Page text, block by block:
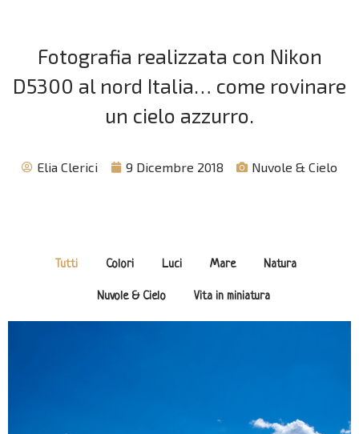
Fotografia realizzata con Nikon
D5300 al nord Italia… come rovinare
un cielo azzurro.
Elia Clerici 9 Dicembre 2018 Nuvole & Cielo
Tutti Colori Luci Mare Natura
Nuvole & Cielo Vita in miniatura